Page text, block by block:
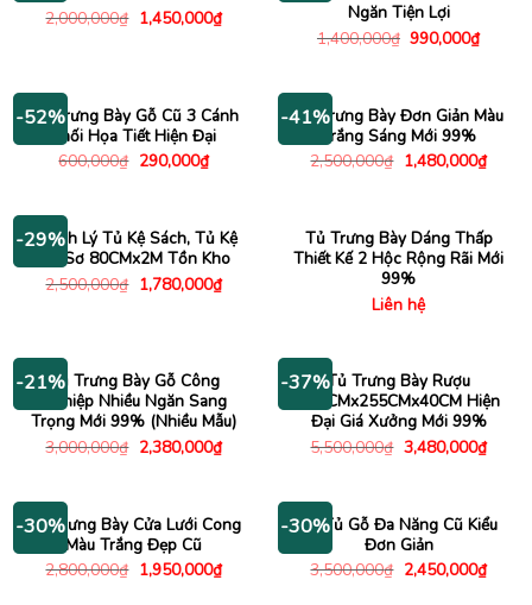
2,000,000₫ Giá
gốc
1,450,000₫Giá
hiện
Ngăn Tiện Lợi
1,400,000₫ Giá
990,000₫Giá
hiện
-52%
Tủ Trưng Bày Gỗ Cũ 3 Cánh
Phối Họa Tiết Hiện Đại
600,000₫ Giá
290,000₫Giá
hiện
-41%
Tủ Trưng Bày Đơn Giản Màu
Trắng Sáng Mới 99%
2,500,000₫ Giá
gốc
1,480,000₫Giá
hiện
-29%
Thanh Lý Tủ Kệ Sách, Tủ Kệ
Hồ Sơ 80CMx2M Tồn Kho
2,500,000₫ Giá
gốc
1,780,000₫Giá
hiện
Tủ Trưng Bày Dáng Thấp
Thiết Kế 2 Hộc Rộng Rãi Mới
99%
Liên hệ
-21%Tủ Trưng Bày Gỗ Công
Nghiệp Nhiều Ngăn Sang
Trọng Mới 99% (Nhiều Mẫu)
3,000,000₫ Giá
gốc
2,380,000₫Giá
hiện
2,380,000₫.
-37%Tủ Trưng Bày Rượu
117CMx255CMx40CM Hiện
Đại Giá Xưởng Mới 99%
5,500,000₫ Giá
gốc
3,480,000₫Giá
hiện
-30%
Tủ Trưng Bày Cửa Lưới Cong
Màu Trắng Đẹp Cũ
2,800,000₫ Giá
gốc
1,950,000₫Giá
hiện
-30%
Kệ Tủ Gỗ Đa Năng Cũ Kiểu
Đơn Giản
3,500,000₫ Giá
gốc
2,450,000₫Giá
hiện